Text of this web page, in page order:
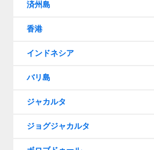
済州島
香港
インドネシア
バリ島
ジャカルタ
ジョグジャカルタ